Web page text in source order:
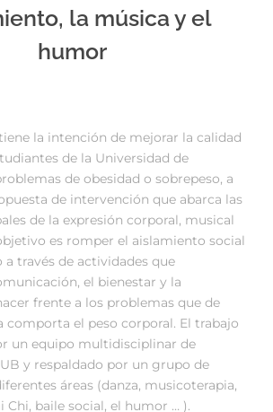
la música y el
humor
la intención de mejorar la calidad
de la Universidad de
de obesidad o sobrepeso, a
de intervención que abarca las
de la expresión corporal, musical
es romper el aislamiento social
través de actividades que
el bienestar y la
frente a los problemas que de
comporta el peso corporal. El trabajo
un equipo multidisciplinar de
y respaldado por un grupo de
áreas (danza, musicoterapia,
Chi, baile social, el humor … ).